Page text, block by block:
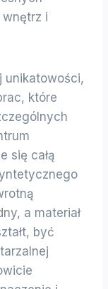
i
unikatowości,
które
się całą
a materiał
być